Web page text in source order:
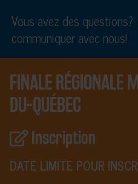
Vous avez des questions?
communiquer avec nous!
FINALE RÉGIONALE
DU-QUÉBEC
Inscription
DATE LIMITE POUR